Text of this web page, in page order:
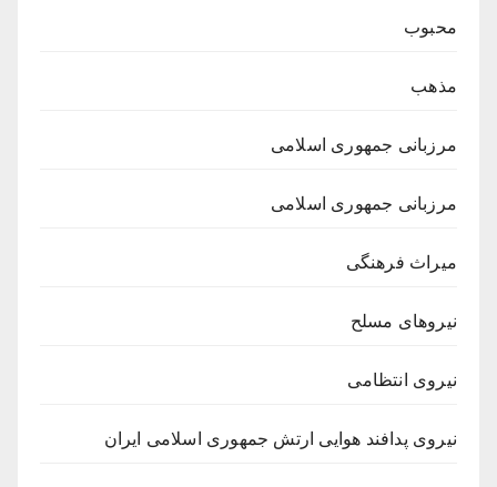
محبوب
مذهب
مرزبانی جمهوری اسلامی
مرزبانی جمهوری اسلامی
میراث فرهنگی
نیروهای مسلح
نیروی انتظامی
نیروی پدافند هوایی ارتش جمهوری اسلامی ایران